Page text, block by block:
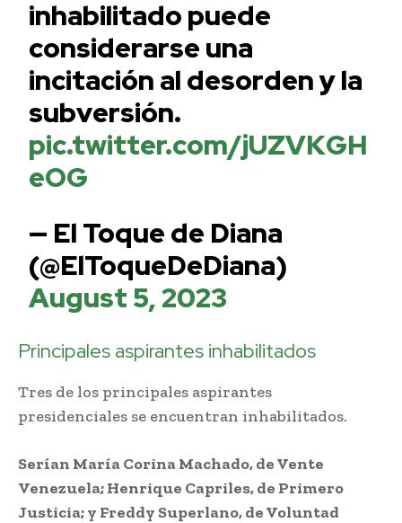
inhabilitado puede
considerarse una
incitación al desorden y la
subversión.
pic.twitter.com/jUZVKGH
eOG
— El Toque de Diana
(@ElToqueDeDiana)
August 5, 2023
Principales aspirantes inhabilitados
Tres de los principales aspirantes
presidenciales se encuentran inhabilitados.
Serían María Corina Machado, de Vente
Venezuela; Henrique Capriles, de Primero
Justicia; y Freddy Superlano, de Voluntad